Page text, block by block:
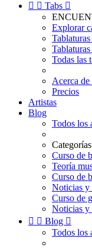
  Tabs 
Explorar
Todas las
Acerca
Precios
Artistas
Blog
Todos los
Categorías
Curso de
Teoría
Curso de
Noticias y
Curso de
Noticias y
  Blog 
Todos los